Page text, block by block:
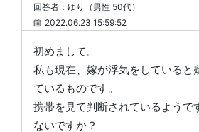
回答者：ゆり（男性 50代）
2022.06.23 15:59:52
初めまして。
私も現在、嫁が浮気をしていると
ているものです。
携帯を見て判断されているようで
ないですか？